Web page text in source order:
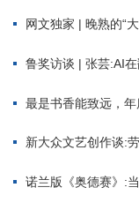
网文独家 | 晚熟的“
鲁奖访谈 | 张芸:AI
最是书香能致远，
新大众文艺创作谈:
诺兰版《奥德赛》: